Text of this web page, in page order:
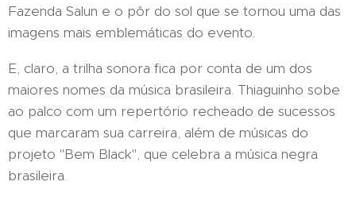
Fazenda Salun e o pôr do sol que se tornou uma das
imagens mais emblemáticas do evento.
E, claro, a trilha sonora fica por conta de um dos
maiores nomes da música brasileira. Thiaguinho sobe
ao palco com um repertório recheado de sucessos
que marcaram sua carreira, além de músicas do
projeto "Bem Black", que celebra a música negra
brasileira.